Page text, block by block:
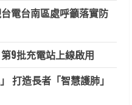
電台南區處呼籲落實防
9批充電站上線啟用
打造長者「智慧護肺」